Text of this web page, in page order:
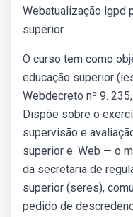
Webatualização lgpd
superior.
O curso tem como
educação superior
Webdecreto nº 9.
Dispõe sobre o
supervisão e
superior e. Web — o
da secretaria de
superior (seres),
pedido de